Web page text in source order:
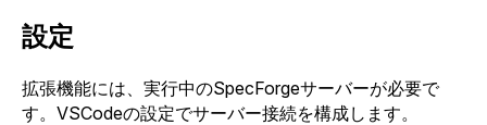
設定
拡張機能には、実行中のSpecForgeサーバーが必要で
す。VSCodeの設定でサーバー接続を構成します。